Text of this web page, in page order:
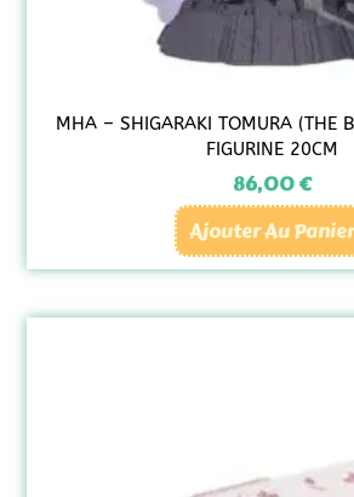
MHA – SHIGARAKI TOMURA (THE
FIGURINE 20CM
86,00€
Ajouter Au Panier